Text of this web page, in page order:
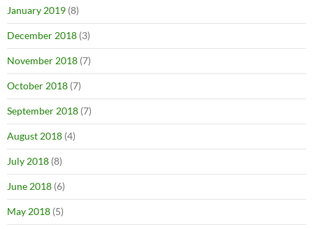
January 2019 (8)
December 2018 (3)
November 2018 (7)
October 2018 (7)
September 2018 (7)
August 2018 (4)
July 2018 (8)
June 2018 (6)
May 2018 (5)